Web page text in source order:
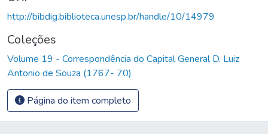
http://bibdig.biblioteca.unesp.br/handle/10/14979
Coleções
Volume 19 - Correspondência do Capital General D. Luiz
Antonio de Souza (1767- 70)
Página do item completo